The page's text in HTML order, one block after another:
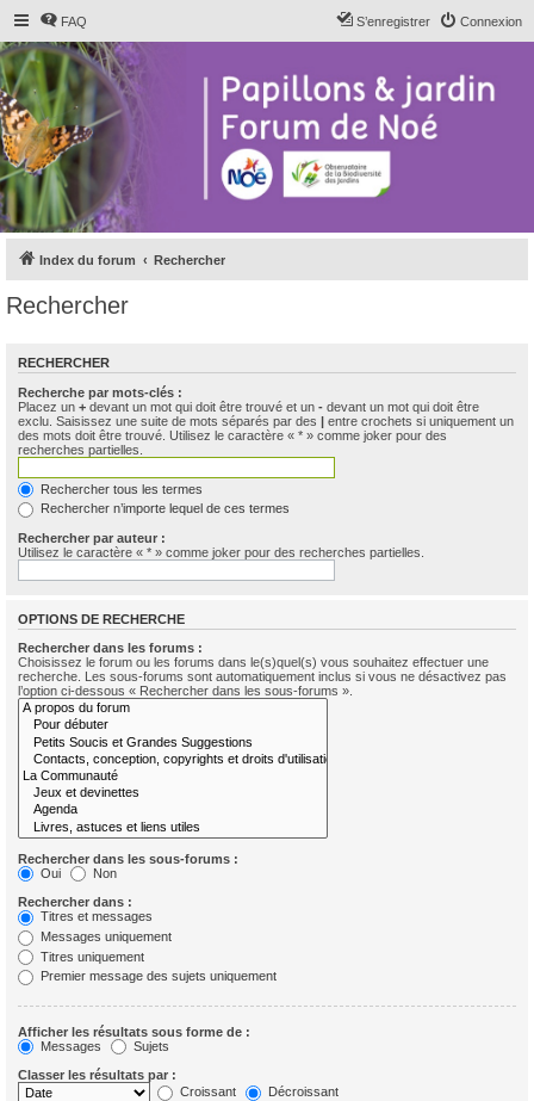
FAQ Connexion
S’enregistrer
Index du forum Rechercher
Rechercher
RECHERCHER
Recherche par mots-clés :
Placez un + devant un mot qui doit être trouvé et un - devant un mot qui doit être
exclu. Saisissez une suite de mots séparés par des | entre crochets si uniquement un
des mots doit être trouvé. Utilisez le caractère « * » comme joker pour des
recherches partielles.
Rechercher tous les termes
Rechercher n’importe lequel de ces termes
Rechercher par auteur :
Utilisez le caractère « * » comme joker pour des recherches partielles.
OPTIONS DE RECHERCHE
Rechercher dans les forums :
Choisissez le forum ou les forums dans le(s)quel(s) vous souhaitez effectuer une
recherche. Les sous-forums sont automatiquement inclus si vous ne désactivez pas
l’option ci-dessous « Rechercher dans les sous-forums ».
Rechercher dans les sous-forums :
Oui
Non
Rechercher dans :
Titres et messages
Messages uniquement
Titres uniquement
Premier message des sujets uniquement
Afficher les résultats sous forme de :
Messages
Sujets
Classer les résultats par :
Croissant
Décroissant